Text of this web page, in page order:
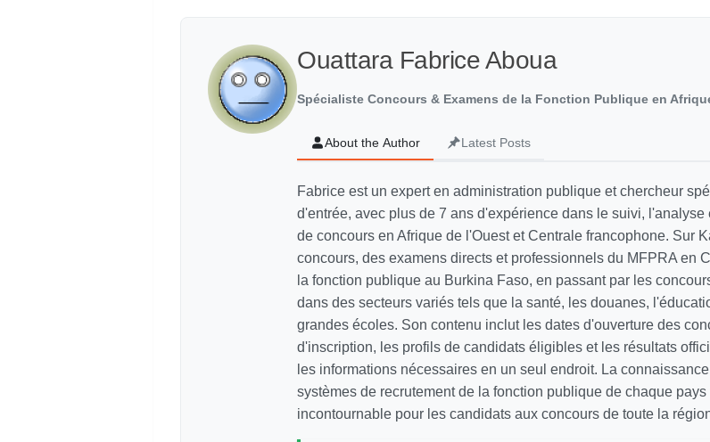
Ouattara Fabrice Aboua
Spécialiste Concours & Examens de la Fonction Publique en
About the Author Latest Posts
Fabrice est un expert en administration publique et chercheur
d'entrée, avec plus de 7 ans d'expérience dans le suivi,
de concours en Afrique de l'Ouest et Centrale francophone. Sur
concours, des examens directs et professionnels du MFPRA en
la fonction publique au Burkina Faso, en passant par les
dans des secteurs variés tels que la santé, les douanes,
grandes écoles. Son contenu inclut les dates d'ouverture des
d'inscription, les profils de candidats éligibles et les résultats
les informations nécessaires en un seul endroit. La
systèmes de recrutement de la fonction publique de chaque
incontournable pour les candidats aux concours de toute la